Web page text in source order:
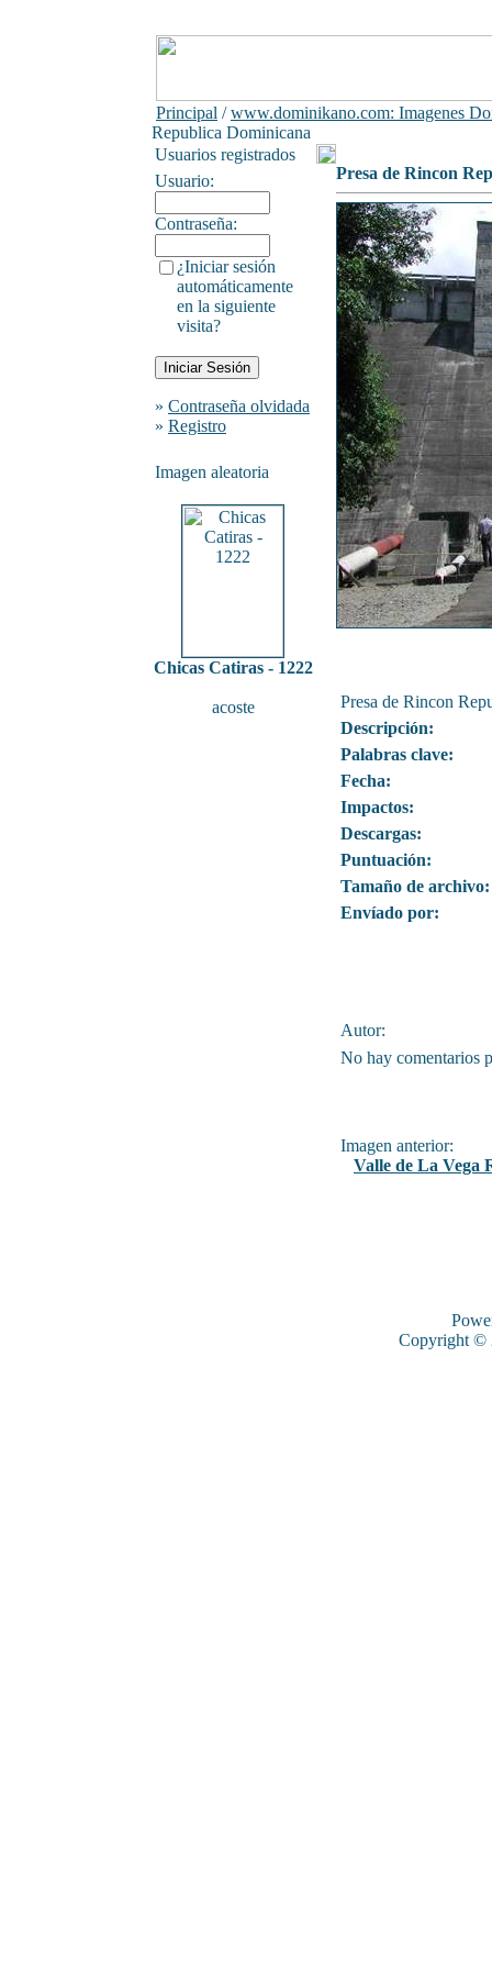
Principal /www.dominikano.com: Imagenes
Republica Dominicana
Usuarios registrados
Usuario:
Contraseña:
¿Iniciar sesión
automáticamente
en la siguiente
visita?
» Contraseña olvidada
» Registro
Imagen aleatoria
Chicas Catiras - 1222
acoste
Presa de Rincon
Presa de Rincon
Descripción:
Palabras clave:
Fecha:
Impactos:
Descargas:
Puntuación:
Tamaño de archivo:
Envíado por:
Autor:
No hay comentarios
Imagen anterior:
Valle de La Vega
Copyright ©